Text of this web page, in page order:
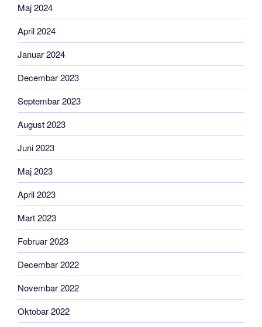
Maj 2024
April 2024
Januar 2024
Decembar 2023
Septembar 2023
August 2023
Juni 2023
Maj 2023
April 2023
Mart 2023
Februar 2023
Decembar 2022
Novembar 2022
Oktobar 2022